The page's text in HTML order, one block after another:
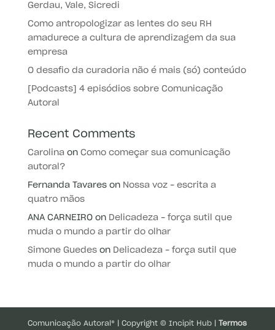
Gerdau, Vale, Sicredi
Como antropologizar as lentes do seu RH
amadurece a cultura de aprendizagem da sua
empresa
O desafio da curadoria não é mais (só) conteúdo
[Podcasts] 4 episódios sobre Comunicação
Autoral
Recent Comments
Carolina on Como começar sua comunicação
autoral?
Fernanda Tavareson Nossa voz – escrita a
quatro mãos
ANA CARNEIROon Delicadeza – força sutil que
muda o mundo a partir do olhar
Simone Guedeson Delicadeza – força sutil que
muda o mundo a partir do olhar
Comunicação Autoral® | Copyright © Incipit Hub |Termos